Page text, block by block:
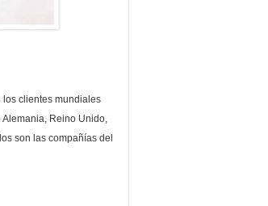
clientes mundiales
Reino Unido,
son las compañías del